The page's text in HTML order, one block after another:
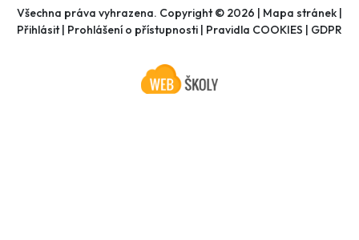
Všechna práva vyhrazena. Copyright © 2026 | Mapa stránek
Přihlásit| Prohlášení o přístupnosti Pravidla COOKIES GDPR